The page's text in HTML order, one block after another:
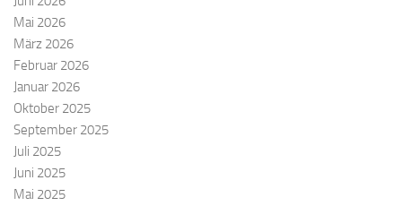
Mai 2026
März 2026
Februar 2026
Januar 2026
Oktober 2025
September 2025
Juli 2025
Juni 2025
Mai 2025